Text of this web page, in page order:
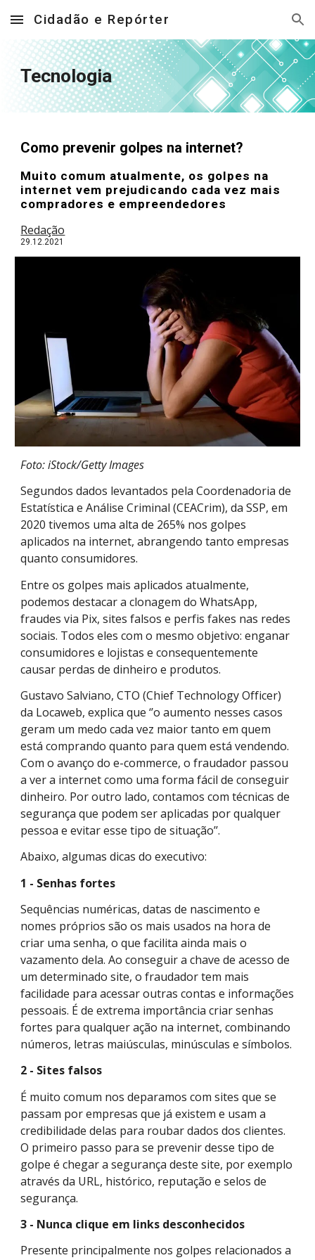
Skip to main content Skip to navigation
Cidadão e Repórter
Tecnologia
Como prevenir golpes na internet?
Muito comum atualmente, os golpes na
internet vem prejudicando cada vez mais
compradores e empreendedores
Redação
29.12.2021
Foto: iStock/Getty Images
Segundos dados levantados pela Coordenadoria de
Estatística e Análise Criminal (CEACrim), da SSP, em
2020 tivemos uma alta de 265% nos golpes
aplicados na internet, abrangendo tanto empresas
quanto consumidores.
Entre os golpes mais aplicados atualmente,
podemos destacar a clonagem do WhatsApp,
fraudes via Pix, sites falsos e perfis fakes nas redes
sociais. Todos eles com o mesmo objetivo: enganar
consumidores e lojistas e consequentemente
causar perdas de dinheiro e produtos.
Gustavo Salviano, CTO (Chief Technology Officer)
da Locaweb, explica que ‘’o aumento nesses casos
geram um medo cada vez maior tanto em quem
está comprando quanto para quem está vendendo.
Com o avanço do e-commerce, o fraudador passou
a ver a internet como uma forma fácil de conseguir
dinheiro. Por outro lado, contamos com técnicas de
segurança que podem ser aplicadas por qualquer
pessoa e evitar esse tipo de situação’’.
Abaixo, algumas dicas do executivo:
1 - Senhas fortes
Sequências numéricas, datas de nascimento e
nomes próprios são os mais usados na hora de
criar uma senha, o que facilita ainda mais o
vazamento dela. Ao conseguir a chave de acesso de
um determinado site, o fraudador tem mais
facilidade para acessar outras contas e informações
pessoais. É de extrema importância criar senhas
fortes para qualquer ação na internet, combinando
números, letras maiúsculas, minúsculas e símbolos.
2 - Sites falsos
É muito comum nos deparamos com sites que se
passam por empresas que já existem e usam a
credibilidade delas para roubar dados dos clientes.
O primeiro passo para se prevenir desse tipo de
golpe é chegar a segurança deste site, por exemplo
através da URL, histórico, reputação e selos de
segurança.
3 - Nunca clique em links desconhecidos
Presente principalmente nos golpes relacionados a